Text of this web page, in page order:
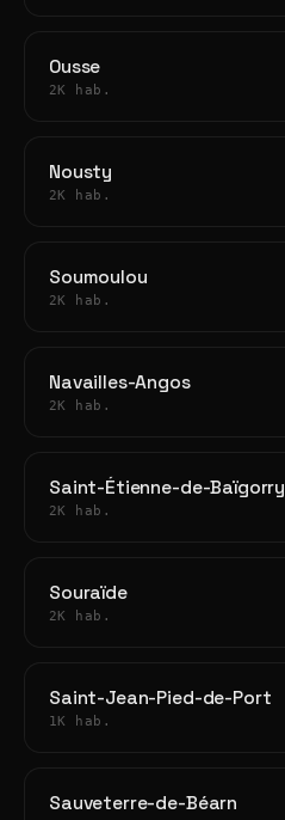
Ousse
2K hab.
Nousty
2K hab.
Soumoulou
2K hab.
Navailles-Angos
2K hab.
Saint-Étienne-de-Baïgorry
2K hab.
Souraïde
2K hab.
Saint-Jean-Pied-de-Port
1K hab.
Sauveterre-de-Béarn